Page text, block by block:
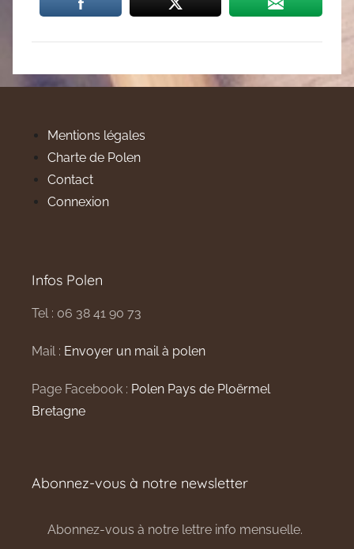
Mentions légales
Charte de Polen
Contact
Connexion
Infos Polen
Tel : 06 38 41 90 73
Mail : Envoyer un mail à polen
Page Facebook : Polen Pays de Ploërmel
Bretagne
Abonnez-vous à notre newsletter
Abonnez-vous à notre lettre info mensuelle.